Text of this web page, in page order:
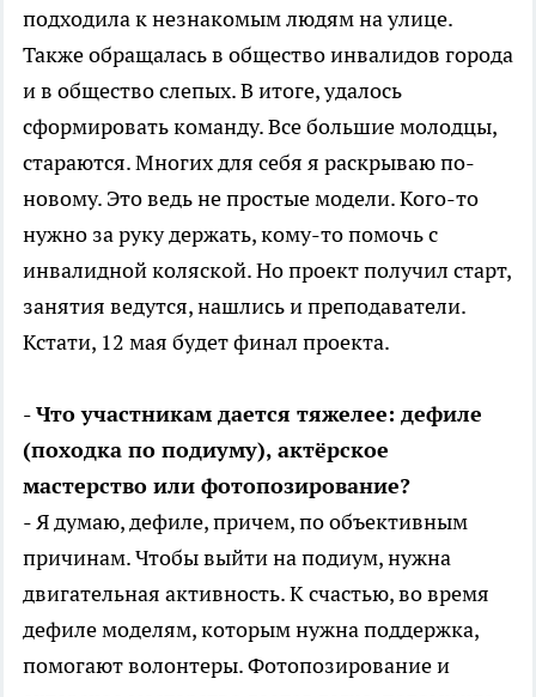
подходила к незнакомым людям на улице.
Также обращалась в общество инвалидов города
и в общество слепых. В итоге, удалось
сформировать команду. Все большие молодцы,
стараются. Многих для себя я раскрываю по-
новому. Это ведь не простые модели. Кого-то
нужно за руку держать, кому-то помочь с
инвалидной коляской. Но проект получил старт,
занятия ведутся, нашлись и преподаватели.
Кстати, 12 мая будет финал проекта.
- Что участникам дается тяжелее: дефиле
(походка по подиуму), актёрское
мастерство или фотопозирование?
- Я думаю, дефиле, причем, по объективным
причинам. Чтобы выйти на подиум, нужна
двигательная активность. К счастью, во время
дефиле моделям, которым нужна поддержка,
помогают волонтеры. Фотопозирование и